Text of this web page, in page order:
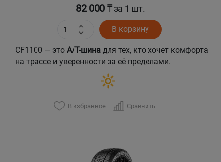
82 000 ₸за 1 шт.
В корзину
CF1100 — это A/T-шина для тех, кто хочет комфорта
на трассе и уверенности за её пределами.
В избранное Сравнить